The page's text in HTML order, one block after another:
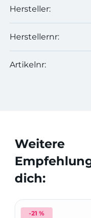
Hersteller:
Herstellernr:
Artikelnr:
Weitere
dich:
-21 %